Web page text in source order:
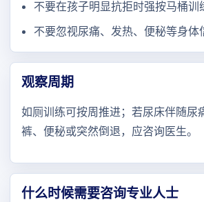
不要在孩子明显抗拒时强按马桶训
不要忽视尿痛、发热、便秘等身体
观察周期
如厕训练可按周推进；若尿床伴随尿
裤、便秘或突然倒退，应咨询医生。
什么时候需要咨询专业人士